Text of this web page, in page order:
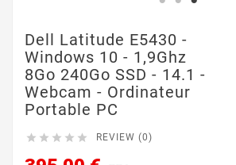
Dell Latitude E5430 -
Windows 10 - 1,9Ghz
8Go 240Go SSD - 14.1 -
Webcam - Ordinateur
Portable PC
     REVIEW (0)